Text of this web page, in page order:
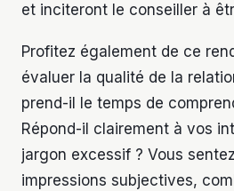
et inciteront le conseiller à
Profitez également de ce
évaluer la qualité de la
prend-il le temps de
Répond-il clairement à vos
jargon excessif ? Vous
impressions subjectives,